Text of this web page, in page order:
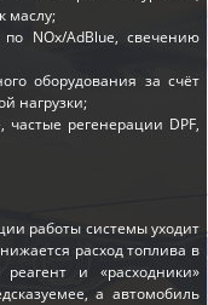
маслу;
NOx/AdBlue, свечению
оборудования за счёт
нагрузки;
частые регенерации DPF,
работы системы уходит
расход топлива в
и «расходники»
а автомобиль